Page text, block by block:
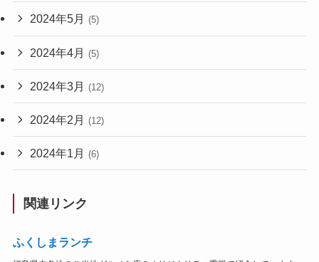
2024年5月 (5)
2024年4月 (5)
2024年3月 (12)
2024年2月 (12)
2024年1月 (6)
関連リンク
ふくしまランチ